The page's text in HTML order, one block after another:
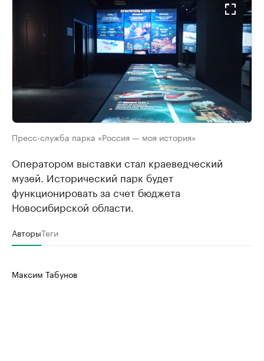
Пресс-служба парка «Россия — моя история»
Оператором выставки стал краеведческий
музей. Исторический парк будет
функционировать за счет бюджета
Новосибирской области.
АвторыТеги
Максим Табунов